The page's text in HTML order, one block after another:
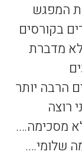
המפגש
בקורסים
לא מדברת
הרבה יותר
רוצה
מסכימה….
שלומי….